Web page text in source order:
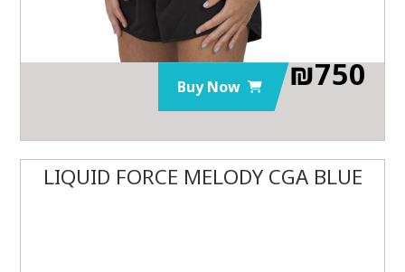
₪750
Buy Now
LIQUID FORCE MELODY CGA BLUE